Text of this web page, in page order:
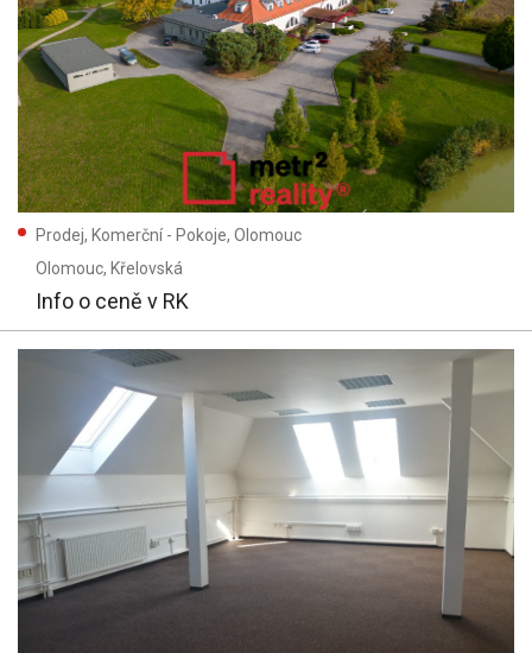
Prodej, Komerční - Pokoje, Olomouc
Olomouc, Křelovská
Info o ceně v RK